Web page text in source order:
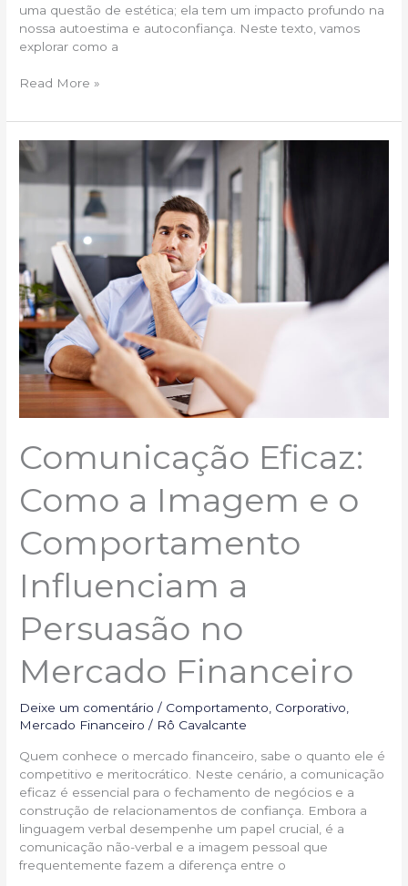
uma questão de estética; ela tem um impacto profundo na
nossa autoestima e autoconfiança. Neste texto, vamos
explorar como a
Read More »
Comunicação Eficaz:
Como a Imagem e o
Comportamento
Influenciam a
Persuasão no
Mercado Financeiro
Deixe um comentário / Comportamento, Corporativo,
Mercado Financeiro / Rô Cavalcante
Quem conhece o mercado financeiro, sabe o quanto ele é
competitivo e meritocrático. Neste cenário, a comunicação
eficaz é essencial para o fechamento de negócios e a
construção de relacionamentos de confiança. Embora a
linguagem verbal desempenhe um papel crucial, é a
comunicação não-verbal e a imagem pessoal que
frequentemente fazem a diferença entre o
Comunicação
Eficaz:
Como
Imagem
e
Comportamento
Influenciam
a
Persuasão
no
Mercado
Financeiro